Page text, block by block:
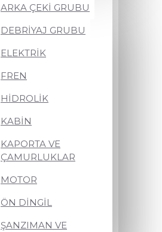
ARKA ÇEKİ GRUBU
DEBRİYAJ GRUBU
ELEKTRİK
FREN
HİDROLİK
KABİN
KAPORTA VE
ÇAMURLUKLAR
MOTOR
ÖN DİNGİL
ŞANZIMAN VE